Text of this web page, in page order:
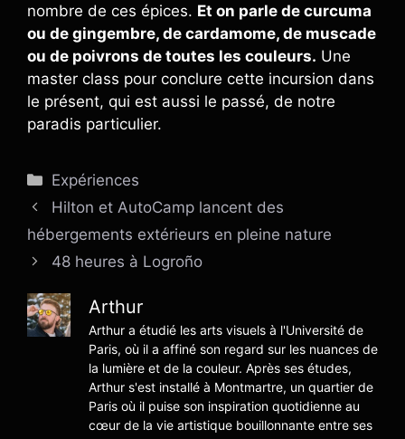
nombre de ces épices. Et on parle de curcuma
ou de gingembre, de cardamome, de muscade
ou de poivrons de toutes les couleurs. Une
master class pour conclure cette incursion dans
le présent, qui est aussi le passé, de notre
paradis particulier.
Catégories
Expériences
Hilton et AutoCamp lancent des
hébergements extérieurs en pleine nature
48 heures à Logroño
Arthur
Arthur a étudié les arts visuels à l'Université de
Paris, où il a affiné son regard sur les nuances de
la lumière et de la couleur. Après ses études,
Arthur s'est installé à Montmartre, un quartier de
Paris où il puise son inspiration quotidienne au
cœur de la vie artistique bouillonnante entre ses